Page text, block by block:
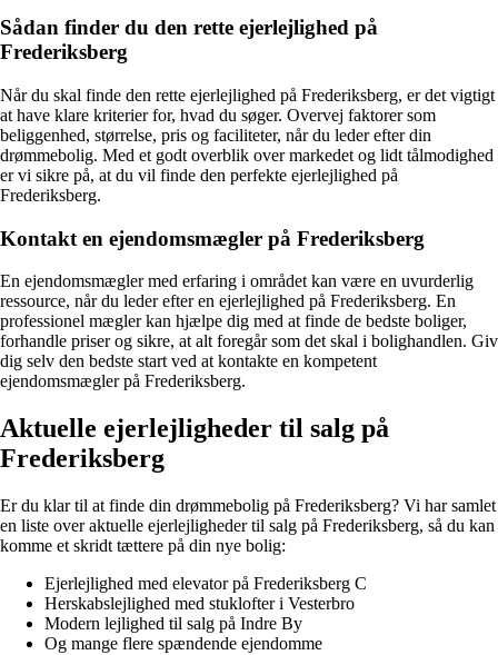
Sådan finder du den rette ejerlejlighed på
Frederiksberg
Når du skal finde den rette ejerlejlighed på Frederiksberg, er det vigtigt
at have klare kriterier for, hvad du søger. Overvej faktorer som
beliggenhed, størrelse, pris og faciliteter, når du leder efter din
drømmebolig. Med et godt overblik over markedet og lidt tålmodighed
er vi sikre på, at du vil finde den perfekte ejerlejlighed på
Frederiksberg.
Kontakt en ejendomsmægler på Frederiksberg
En ejendomsmægler med erfaring i området kan være en uvurderlig
ressource, når du leder efter en ejerlejlighed på Frederiksberg. En
professionel mægler kan hjælpe dig med at finde de bedste boliger,
forhandle priser og sikre, at alt foregår som det skal i bolighandlen. Giv
dig selv den bedste start ved at kontakte en kompetent
ejendomsmægler på Frederiksberg.
Aktuelle ejerlejligheder til salg på
Frederiksberg
Er du klar til at finde din drømmebolig på Frederiksberg? Vi har samlet
en liste over aktuelle ejerlejligheder til salg på Frederiksberg, så du kan
komme et skridt tættere på din nye bolig:
Ejerlejlighed med elevator på Frederiksberg C
Herskabslejlighed med stuklofter i Vesterbro
Modern lejlighed til salg på Indre By
Og mange flere spændende ejendomme